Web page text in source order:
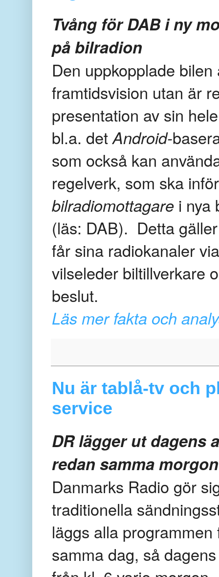
Tvång för DAB i ny
på bilradion
Den uppkopplade
framtidsvision utan är
presentation av sin
bl.a. detAndroid-
som också kan
regelverk, som ska
bilradiomottagare i nya
(läs: DAB). Detta
får sina radiokanaler
vilseleder biltillverkare
beslut.
Läs mer fakta och
Nu är tablå-tv och
service
DR lägger ut dagens
redan samma morgon
Danmarks Radio gör
traditionella
läggs alla
samma dag, så